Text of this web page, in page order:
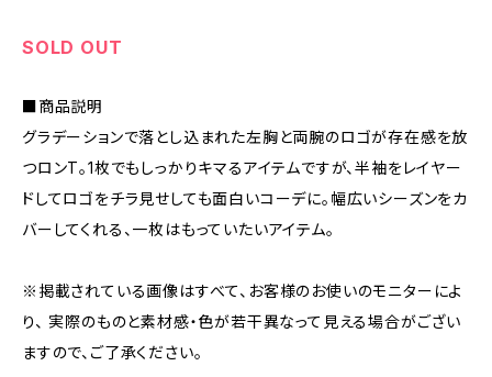
SOLD OUT
■商品説明
グラデーションで落とし込まれた左胸と両腕のロゴが存在感を放
つロンT。1枚でもしっかりキマるアイテムですが、半袖をレイヤー
ドしてロゴをチラ見せしても面白いコーデに。幅広いシーズンをカ
バーしてくれる、一枚はもっていたいアイテム。
※掲載されている画像はすべて、お客様のお使いのモニターによ
り、 実際のものと素材感・色が若干異なって見える場合がござい
ますので、ご了承ください。